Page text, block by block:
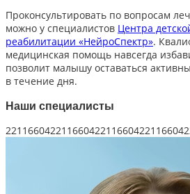
Проконсультировать по вопросам
можно у специалистов Центра
реабилитации «НейроСпектр».
медицинская помощь навсегда
позволит малышу оставаться
в течение дня.
Наши специалисты